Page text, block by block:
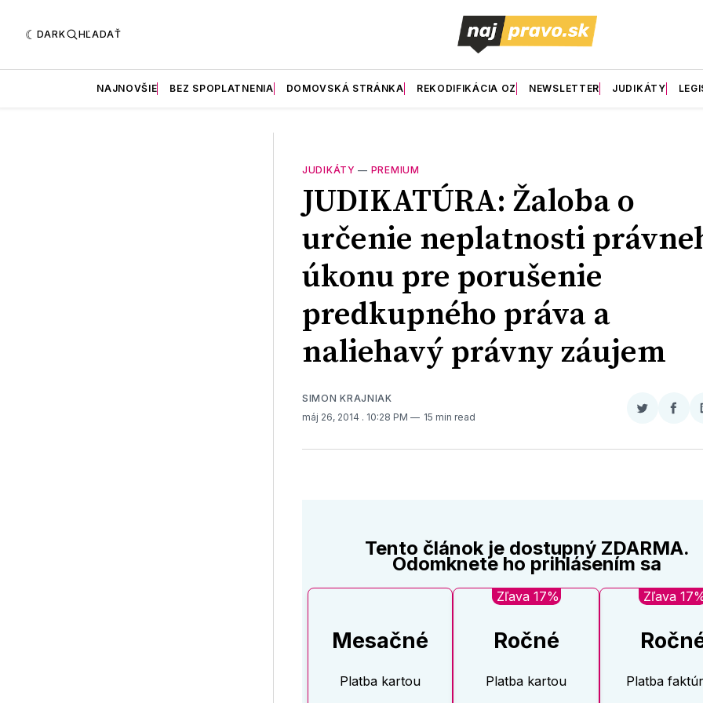
DARK HĽADAŤ
NAJNOVŠIE BEZ SPOPLATNENIA DOMOVSKÁ STRÁNKA REKODIFIKÁCIA OZ NEWSLETTER JUDIKÁTY
JUDIKÁTY — PREMIUM
JUDIKATÚRA: Žaloba o
určenie neplatnosti
úkonu pre porušenie
predkupného práva a
naliehavý právny záujem
SIMON KRAJNIAK
máj 26, 2014 . 10:28 PM 15 min read
Zdieľať
Twitter
Tento článok je dostupný ZDARMA.
Odomknete ho prihlásením sa
Mesačné
Platba kartou
Zľava 17%
Ročné
Platba kartou
Zľava
Platba